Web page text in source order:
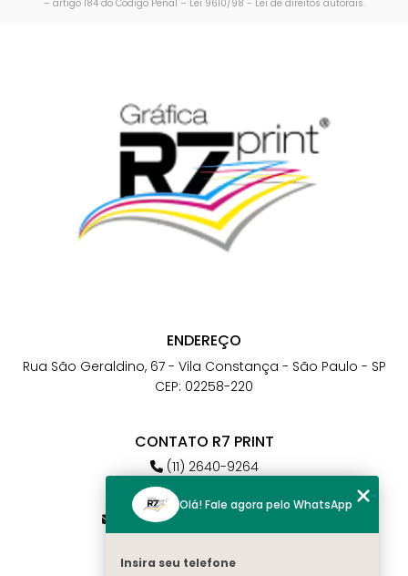
– artigo 184 do Código Penal – Lei 9610/98 - Lei de direitos autorais.
ENDEREÇO
Rua São Geraldino, 67 - Vila Constança - São Paulo - SP
CEP: 02258-220
CONTATO R7 PRINT
(11) 2640-9264
(11) 98784-6664
atendimento@r7print.com.br
Olá! Fale agora pelo WhatsApp
Insira seu telefone